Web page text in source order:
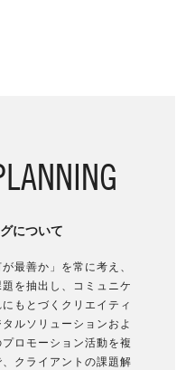
について
最善か」を常に考え、
を抽出し、コミュニケ
もとづくクリエイティ
ルソリューションおよ
ロモーション活動を複
クライアントの課題解